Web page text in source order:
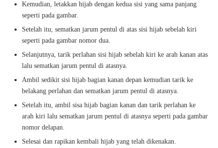
Kemudian, letakkan hijab dengan kedua sisi yang sama panjang
seperti pada gambar.
Setelah itu, sematkan jarum pentul di atas sisi hijab sebelah kiri
seperti pada gambar nomor dua.
Selanjutnya, tarik perlahan sisi hijab sebelah kiri ke arah kanan atas
lalu sematkan jarum pentul di atasnya.
Ambil sedikit sisi hijab bagian kanan depan kemudian tarik ke
belakang perlahan dan sematkan jarum pentul di atasnya.
Setelah itu, ambil sisa hijab bagian kanan dan tarik perlahan ke
arah kiri lalu sematkan jarum pentul di atasnya seperti pada gambar
nomor delapan.
Selesai dan rapikan kembali hijab yang telah dikenakan.